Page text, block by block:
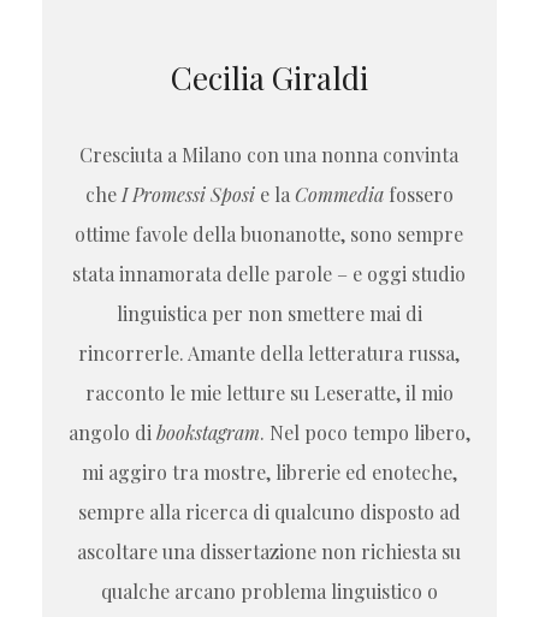
Cecilia Giraldi
Cresciuta a Milano con una nonna convinta
cheI Promessi Sposi e la Commediafossero
ottime favole della buonanotte, sono sempre
stata innamorata delle parole – e oggi studio
linguistica per non smettere mai di
rincorrerle. Amante della letteratura russa,
racconto le mie letture su Leseratte, il mio
angolo dibookstagram. Nel poco tempo libero,
mi aggiro tra mostre, librerie ed enoteche,
sempre alla ricerca di qualcuno disposto ad
ascoltare una dissertazione non richiesta su
qualche arcano problema linguistico o